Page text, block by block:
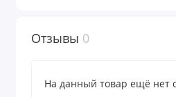
Отзывы 0
На данный товар ещё нет